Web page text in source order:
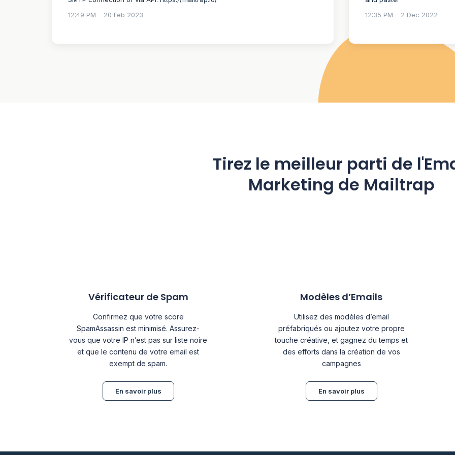
12:49 PM – 20 Feb 2023
12:35 PM – 2 Dec 2022
Tirez le meilleur parti de
Marketing de Mailtrap
Vérificateur de Spam
Confirmez que votre score
SpamAssassin est minimisé. Assurez-
vous que votre IP n’est pas sur liste noire
et que le contenu de votre email est
exempt de spam.
En savoir plus
Modèles d’Emails
Utilisez des modèles d’email
préfabriqués ou ajoutez votre propre
touche créative, et gagnez du temps et
des efforts dans la création de vos
campagnes
En savoir plus